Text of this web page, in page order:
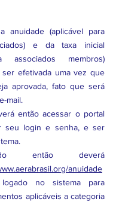
anuidade (aplicável para
e da taxa inicial
associados membros)
efetivada uma vez que
aprovada, fato que será
mail.
então acessar o portal
seu login e senha, e ser
então deverá
anuidade
no sistema para
aplicáveis a categoria